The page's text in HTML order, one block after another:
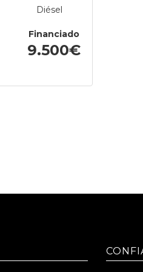
Diésel
Financiado
9.500€